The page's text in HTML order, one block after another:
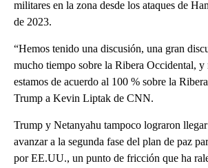
militares en la zona desde los ataques de
de 2023.
“Hemos tenido una discusión, una gran
mucho tiempo sobre la Ribera Occidental, y
estamos de acuerdo al 100 % sobre la
Trump a Kevin Liptak de CNN.
Trump y Netanyahu tampoco lograron
avanzar a la segunda fase del plan de paz
por EE.UU., un punto de fricción que ha